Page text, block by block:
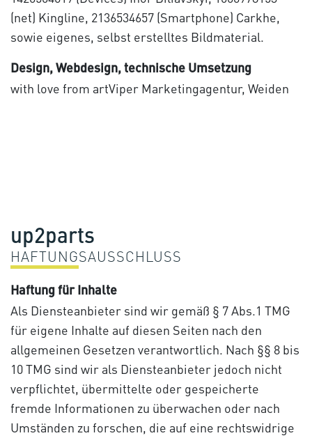
(net) Kingline, 2136534657 (Smartphone) Carkhe,
sowie eigenes, selbst erstelltes Bildmaterial.
Design, Webdesign, technische Umsetzung
with love from artViper Marketingagentur, Weiden
up2parts
HAFTUNGSAUSSCHLUSS
Haftung für Inhalte
Als Diensteanbieter sind wir gemäß § 7 Abs.1 TMG
für eigene Inhalte auf diesen Seiten nach den
allgemeinen Gesetzen verantwortlich. Nach §§ 8 bis
10 TMG sind wir als Diensteanbieter jedoch nicht
verpflichtet, übermittelte oder gespeicherte
fremde Informationen zu überwachen oder nach
Umständen zu forschen, die auf eine rechtswidrige